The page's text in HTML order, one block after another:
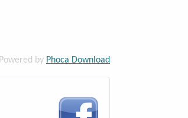
Powered by Phoca Download